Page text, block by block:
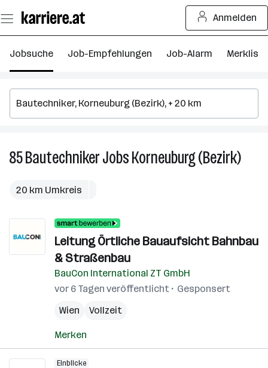
Seiteninhalt
springen
Anmelden
Jobsuche Job-Empfehlungen Job-Alarm Merkliste
85BautechnikerJobsKorneuburg (Bezirk)85
20 km Umkreis
Leitung Örtliche Bauaufsicht Bahnbau
& Straßenbau
BauCon International ZT GmbH
vor 6 Tagen veröffentlicht
Gesponsert
Wien
Vollzeit
Merken
Einblicke